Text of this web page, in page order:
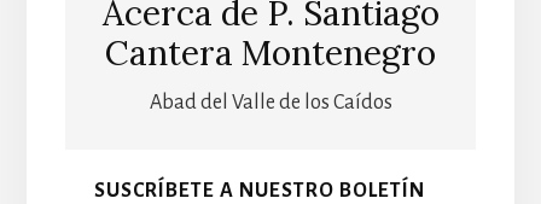
Acerca de P. Santiago
Cantera Montenegro
Abad del Valle de los Caídos
SUSCRÍBETE A NUESTRO BOLETÍN